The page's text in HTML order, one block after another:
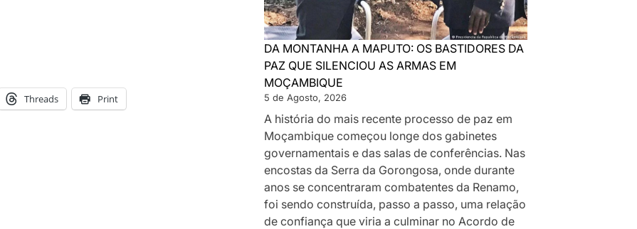
Threads Print
DA MONTANHA A MAPUTO: OS BASTIDORES DA
PAZ QUE SILENCIOU AS ARMAS EM
MOÇAMBIQUE
5 de Agosto, 2026
A história do mais recente processo de paz em
Moçambique começou longe dos gabinetes
governamentais e das salas de conferências. Nas
encostas da Serra da Gorongosa, onde durante
anos se concentraram combatentes da Renamo,
foi sendo construída, passo a passo, uma relação
de confiança que viria a culminar no Acordo de